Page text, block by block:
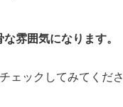
な雰囲気になります。
ェックしてみてくださ